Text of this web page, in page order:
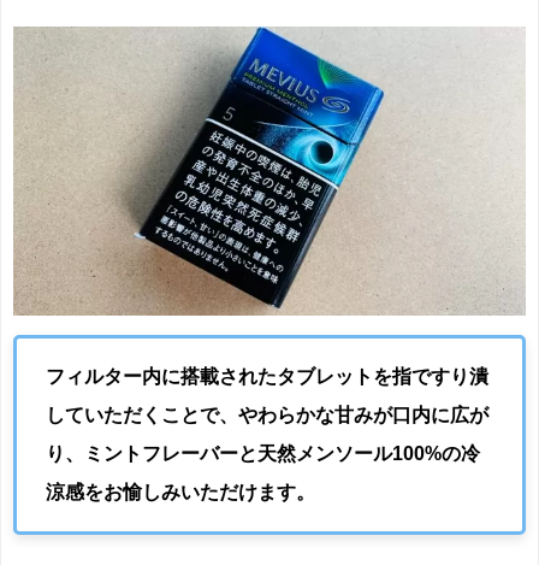
フィルター内に搭載されたタブレットを指ですり潰
していただくことで、やわらかな甘みが口内に広が
り、ミントフレーバーと天然メンソール100%の冷
涼感をお愉しみいただけます。